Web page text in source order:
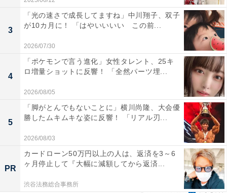
3
「光の速さで成長してますね」中川翔子、双子
が10カ月に！ 「はやいいいい この前...
2026/07/30
4
「ポケモンで言う進化」女性タレント、25キ
ロ増量ショットに反響！ 「全然パーツ埋...
2026/08/05
5
「脚がとんでもないことに」横川尚隆、大会優
勝したムキムキな姿に反響！ 「リアル刃...
2026/08/03
PR
カードローン50万円以上の人は、返済を3～6
ヶ月停止して『大幅に減額してから返済...
渋谷法務総合事務所